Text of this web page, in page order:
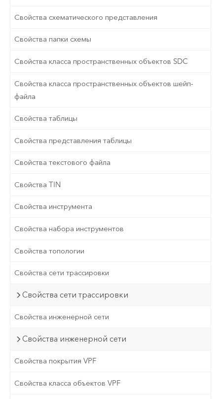
Свойства схематического представления
Свойства папки схемы
Свойства класса пространственных объектов SDC
Свойства класса пространственных объектов шейп-
файла
Свойства таблицы
Свойства представления таблицы
Свойства текстового файла
Свойства TIN
Свойства инструмента
Свойства набора инструментов
Свойства топологии
Свойства сети трассировки
Свойства сети трассировки
Свойства инженерной сети
Свойства инженерной сети
Свойства покрытия VPF
Свойства класса объектов VPF